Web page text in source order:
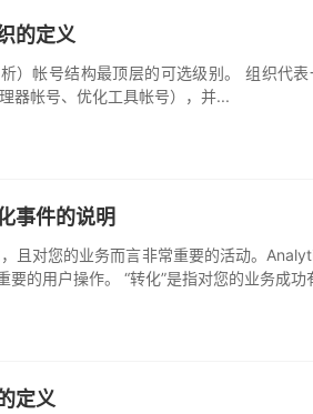
的定义
）帐号结构最顶层的可选级别。 组织代
器帐号、优化工具帐号），并...
事件的说明
且对您的业务而言非常重要的活动。
的用户操作。 “转化”是指对您的业务成功
定义